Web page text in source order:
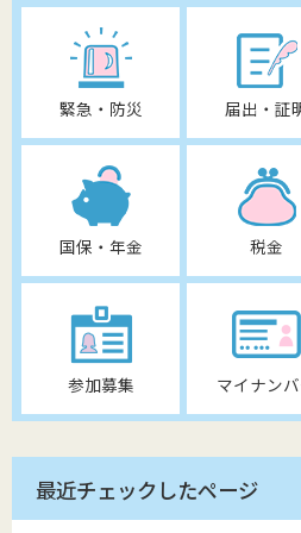
緊急・防災 届出・証
国保・年金 税金
参加募集 マイナン
最近チェックしたページ